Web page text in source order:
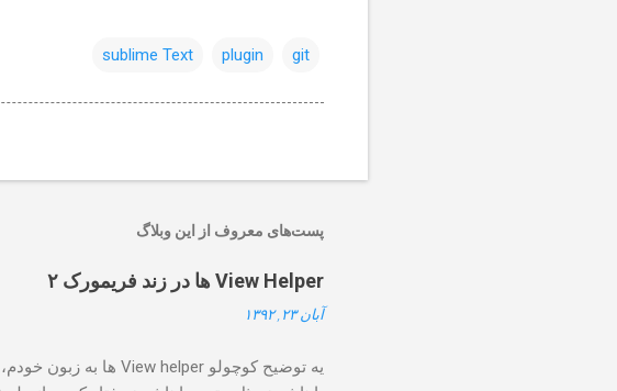
git
plugin
sublime Text
پست‌های معروف از این وبلاگ
View Helper ها در زند فریمورک ۲
آبان ۲۳, ۱۳۹۲